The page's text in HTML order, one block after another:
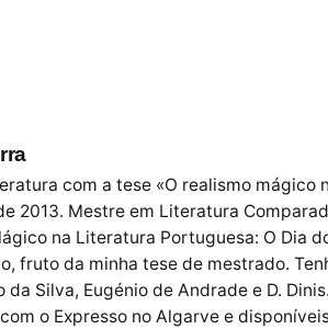
com a tese «O realismo mágico
2013. Mestre em Literatura
na Literatura Portuguesa: O Dia
fruto da minha tese de mestrado.
da Silva, Eugénio de Andrade e D.
o Expresso no Algarve e